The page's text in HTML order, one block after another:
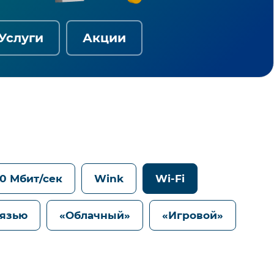
Акции
Мбит/сек Wink Wi-Fi
«Облачный» «Игровой»